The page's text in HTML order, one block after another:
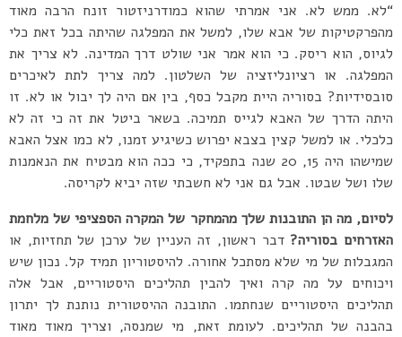
“לא. ממש לא. אני אמרתי שהוא כמודרניזטור זונח הרבה מאוד
מהפרקטיקות של אבא שלו, למשל את המפלגה שהיתה בכל זאת כלי
לגיוס, הוא ריסק. כי הוא אמר אני שולט דרך המדינה. לא צריך את
המפלגה. או רציונליזציה של השלטון. למה צריך לתת לאיכרים
סובסידיות? בסוריה היית מקבל כסף, בין אם היה לך יבול או לא. זו
היתה הדרך של האבא לגייס תמיכה. בשאר ביטל את זה כי זה לא
כלכלי. או למשל קצין בצבא יפרוש כשיגיע זמנו, לא כמו אצל האבא
שמישהו היה 15, 20 שנה בתפקיד, כי ככה הוא מבטיח את הנאמנות
שלו ושל שבטו. אבל גם אני לא חשבתי שזה יביא לקריסה.
לסיום, מה הן התובנות שלך מהמחקר של המקרה הספציפי של מלחמת
האזרחים בסוריה? דבר ראשון, זה העניין של ערכן של תחזיות, או
המגבלות של מי שלא מסתכל אחורה. להיסטוריון תמיד קל. נכון שיש
ויכוחים על מה קרה ואיך להבין תהליכים היסטוריים, אבל אלה
תהליכים היסטוריים שנחתמו. התובנה ההיסטורית נותנת לך יתרון
בהבנה של תהליכים. לעומת זאת, מי שמנסה, וצריך מאוד מאוד